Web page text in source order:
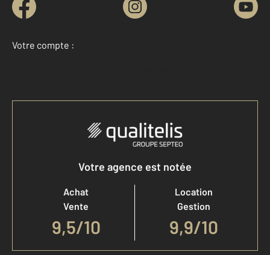
Votre compte :
Accéder à mon compte
Votre agence est notée
Achat
Vente
9,5/10
Location
Gestion
9,9/10